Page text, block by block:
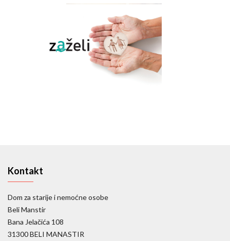
Kontakt
Dom za starije i nemoćne osobe
Beli Manstir
Bana Jelačića 108
31300 BELI MANASTIR